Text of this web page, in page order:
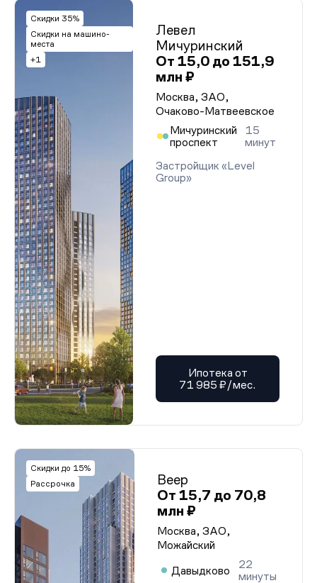
Скидки 35%
Скидки на машино-
места
+1
Левел
Мичуринский
От 15,0 до 151,9
млн ₽
Москва, ЗАО,
Очаково-Матвеевское
Мичуринский
проспект
15
минут
Застройщик «Level
Group»
Ипотека от
71 985 ₽/мес.
Скидки до 15%
Рассрочка
Веер
От 15,7 до 70,8
млн ₽
Москва, ЗАО,
Можайский
Давыдково
22
минуты